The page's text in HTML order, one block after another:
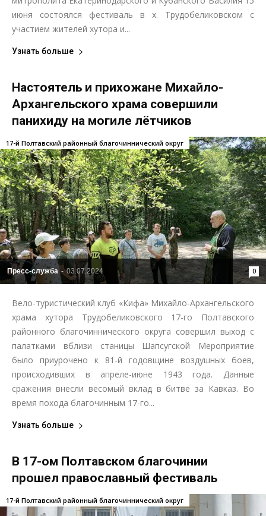
июня состоялся фестиваль в х. Трудобеликовском с
участием жителей хутора и...
Узнать больше
Настоятель и прихожане Михайло-
Архангельского храма совершили
панихиду на могиле лётчиков
Пресс-служба - 03.07.2024 0
17-й Полтавский районный благочиннический округ
Вело-туристический клуб «Кифа» Михайло-Архангельского
храма хутора Трудобеликовского 17-го Полтавского
районного благочиннического округа совершил выход с
палатками вблизи станицы Шапсугской Мероприятие
было приурочено к 81-й годовщине воздушных боев,
происходивших в апреле-июне 1943 года. Данные
сражения внесли весомый вклад в битве за Кавказ. Во
время похода благочинным 17-го...
Узнать больше
В 17-ом Полтавском благочинии
прошел православный фестиваль
17-й Полтавский районный благочиннический округ